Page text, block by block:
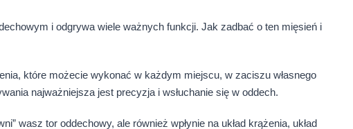
i odgrywa wiele ważnych funkcji. Jak zadbać o ten mięsień i
które możecie wykonać w każdym miejscu, w zaciszu własnego
najważniejsza jest precyzja i wsłuchanie się w oddech.
wasz tor oddechowy, ale również wpłynie na układ krążenia, układ